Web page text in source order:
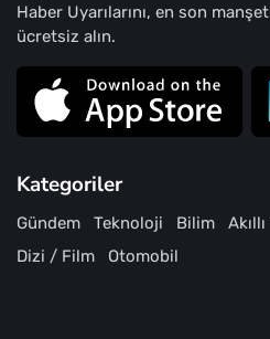
Haber Uyarılarını, en son
ücretsiz alın.
Kategoriler
Gündem Teknoloji Bilim
Dizi / Film
Otomobil